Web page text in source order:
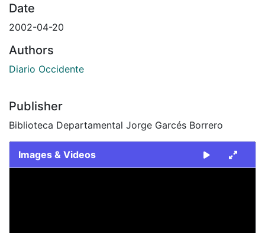
Date
2002-04-20
Authors
Diario Occidente
Publisher
Biblioteca Departamental Jorge Garcés Borrero
Images & Videos